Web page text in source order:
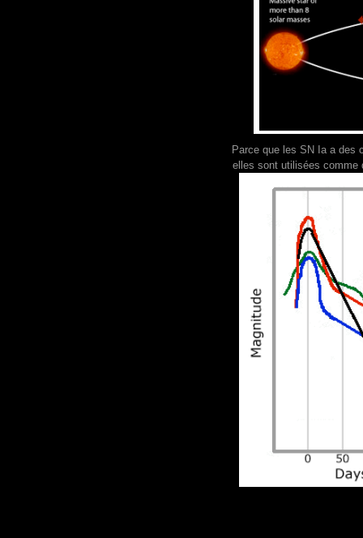
Parce que les SN Ia a des
elles sont utilisées comme